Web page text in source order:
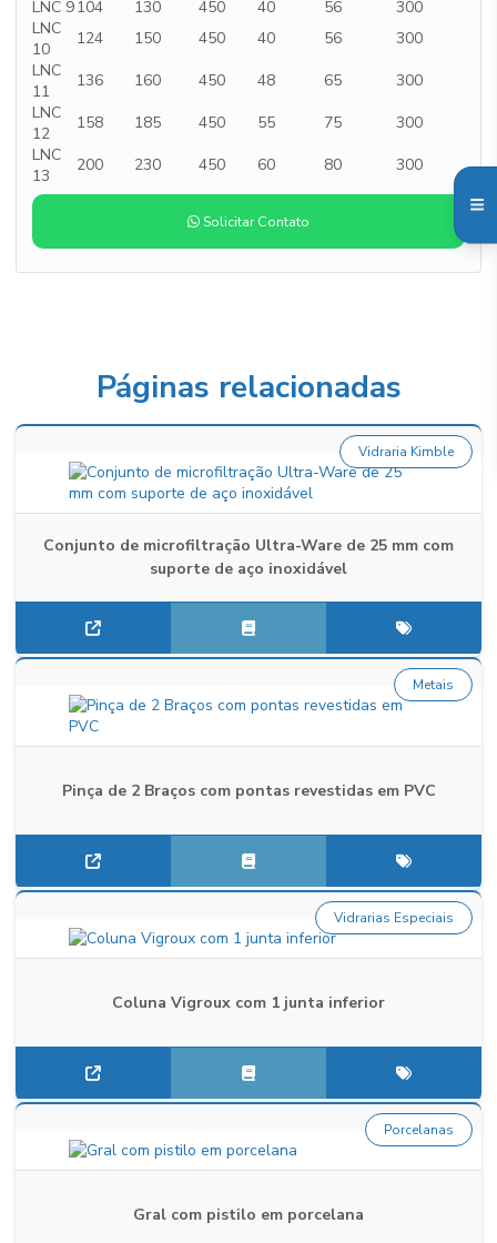
LNC 9104 130 450 40 56
300
LNC
10
124 150 450 40 56
300
LNC
11
136 160 450 48 65
300
LNC
12
158 185 450 55 75
300
LNC
13
200 230 450 60 80 300
Solicitar Contato
Páginas relacionadas
Conjunto de microfiltração Ultra-Ware de 25 mm com
suporte de aço inoxidável
Vidraria Kimble
Pinça de 2 Braços com pontas revestidas em PVC
Metais
Coluna Vigroux com 1 junta inferior
Vidrarias Especiais
Gral com pistilo em porcelana
Porcelanas